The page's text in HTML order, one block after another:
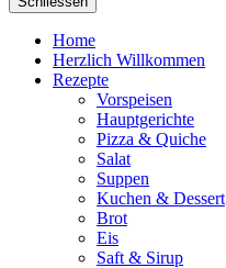
Home
Herzlich Willkommen
Rezepte
Vorspeisen
Hauptgerichte
Pizza & Quiche
Salat
Suppen
Kuchen & Dessert
Brot
Eis
Saft & Sirup